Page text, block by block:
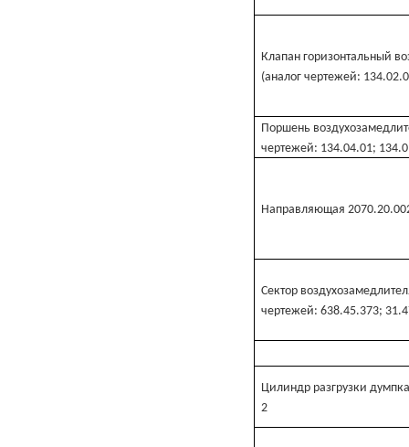
Клапан горизонтальный
(аналог чертежей:
Поршень
чертежей: 134.04.01;
Направляющая
Сектор
чертежей: 638.45.373;
Цилиндр разгрузки
2